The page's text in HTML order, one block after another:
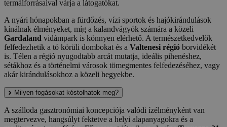
termálforrásaival várja a látogatókat.
A nyári hónapokban a fürdőzés, vízi sportok és hajókirándulások
kínálnak élményeket, míg a kalandvágyók számára a közeli
Gardaland vidámpark is könnyen elérhető. A természetkedvelők
felfedezhetik a tó körüli dombokat és a Valtenesi régió borvidékét
is. Télen a régió nyugodtabb arcát mutatja, ideális pihenéshez,
sétákhoz és a történelmi városok tömegmentes felfedezéséhez, vagy
akár kirándulásokhoz a közeli hegyekbe.
Milyen fogásokat kóstolhatok meg?
A szálloda gasztronómiai koncepciója valódi ízélményként van
megtervezve, hangsúlyt fektetve a helyi alapanyagokra és a